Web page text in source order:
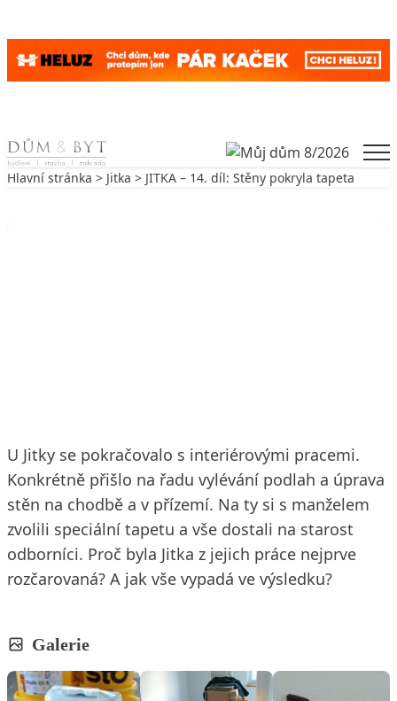
Skip to content
Hlavní stránka > Jitka > JITKA – 14. díl: Stěny pokryla tapeta
U Jitky se pokračovalo s interiérovými pracemi.
Konkrétně přišlo na řadu vylévání podlah a úprava
stěn na chodbě a v přízemí. Na ty si s manželem
zvolili speciální tapetu a vše dostali na starost
odborníci. Proč byla Jitka z jejich práce nejprve
rozčarovaná? A jak vše vypadá ve výsledku?
Galerie